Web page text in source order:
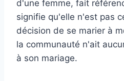
d'une femme, fait
signifie qu'elle n'est pas
décision de se marier à
la communauté n'ait
à son mariage.